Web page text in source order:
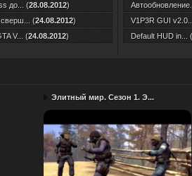
до... (28.08.2012)
(24.08.2012)
V... (24.08.2012)
V1P3R GUI
Default HUD in... (
Элитный мир. Сезон 1. Э...